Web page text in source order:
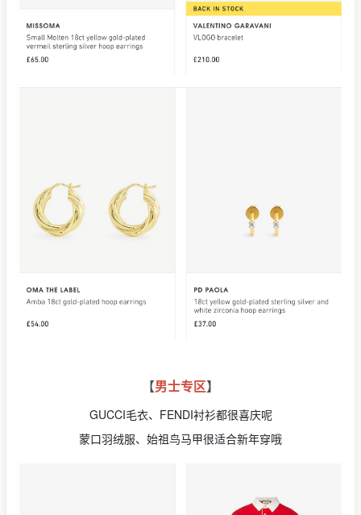
【男士专区】
GUCCI毛衣、FENDI衬衫都很喜庆呢
蒙口羽绒服、始祖鸟马甲很适合新年穿哦